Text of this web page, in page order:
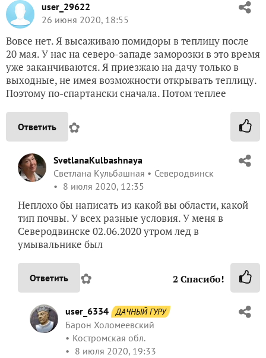
user_29622
26 июня 2020, 18:55
Вовсе нет. Я высаживаю помидоры в теплицу после
20 мая. У нас на северо-западе заморозки в это время
уже заканчиваются. Я приезжаю на дачу только в
выходные, не имея возможности открывать теплицу.
Поэтому по-спартански сначала. Потом теплее
Ответить ✿
SvetlanaKulbashnaya
Светлана Кульбашная
Северодвинск
8 июля 2020, 12:35
Неплохо бы написать из какой вы области, какой
тип почвы. У всех разные условия. У меня в
Северодвинске 02.06.2020 утром лед в
умывальнике был
Ответить ✿ 2 Спасибо!
user_6334 ДАЧНЫЙ ГУРУ
Барон Холомеевский
Костромская обл.
8 июля 2020, 19:33